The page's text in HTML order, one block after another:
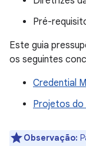
Pré-
Este guia
os seguintes
Credential
Projetos do
Observação: